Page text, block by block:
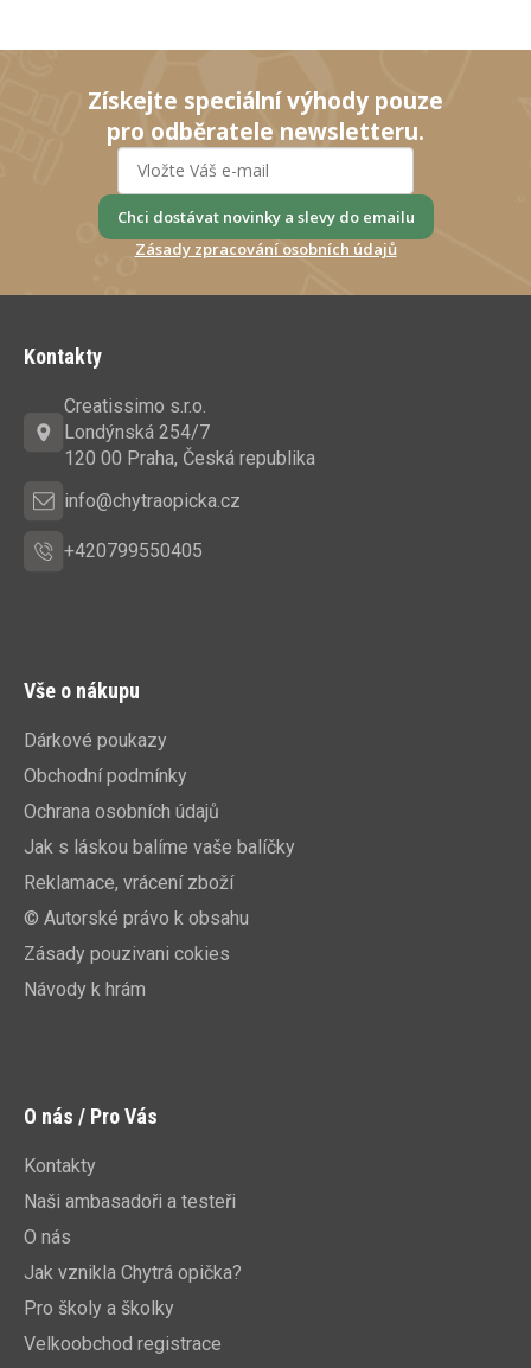
Získejte speciální výhody pouze
pro odběratele newsletteru.
Chci dostávat novinky a slevy do emailu
Zásady zpracování osobních údajů
Kontakty
Creatissimo s.r.o.
Londýnská 254/7
120 00 Praha, Česká republika
info@chytraopicka.cz
+420799550405
Vše o nákupu
Dárkové poukazy
Obchodní podmínky
Ochrana osobních údajů
Jak s láskou balíme vaše balíčky
Reklamace, vrácení zboží
© Autorské právo k obsahu
Zásady pouzivani cokies
Návody k hrám
O nás / Pro Vás
Kontakty
Naši ambasadoři a testeři
O nás
Jak vznikla Chytrá opička?
Pro školy a školky
Velkoobchod registrace